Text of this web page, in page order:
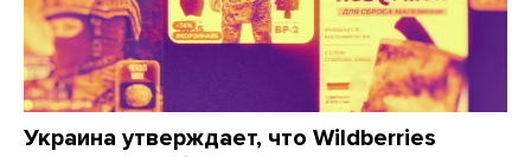
Украина утверждает, что Wildberries